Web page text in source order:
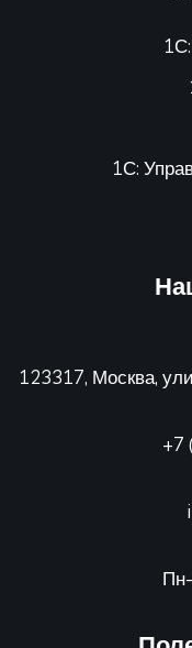
1С:
123317, Москва,
+7